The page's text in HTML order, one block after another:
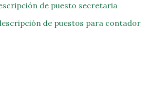
de puesto secretaria
de puestos para contador